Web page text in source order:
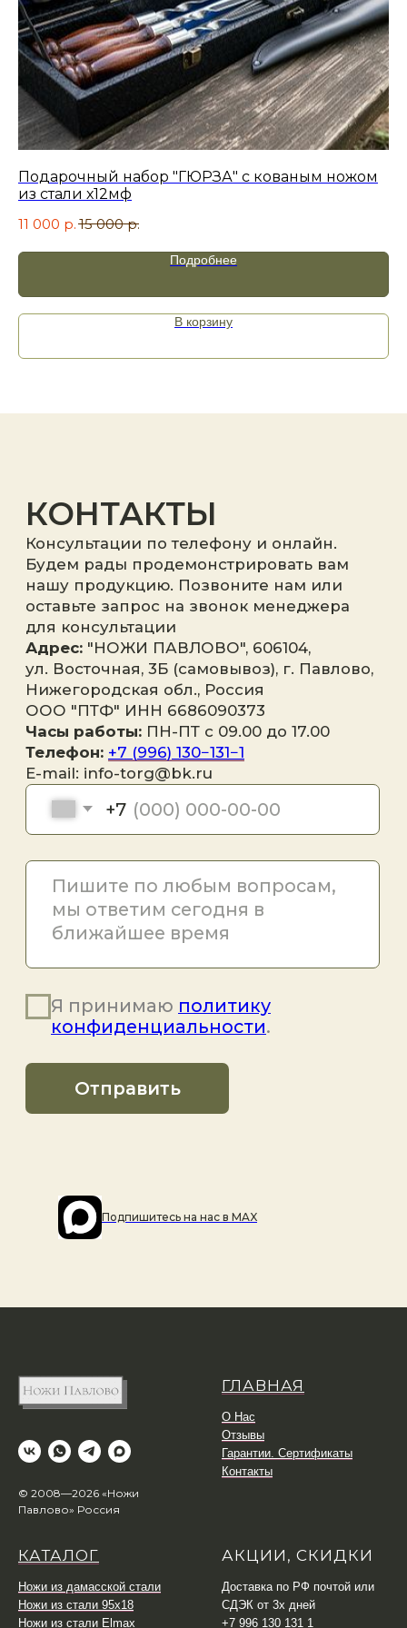
Подарочный набор "ГЮРЗА" с кованым ножом
из стали х12мф
11 000 р. 15 000 р.
Подробнее
В корзину
Я принимаюполитику
конфиденциальности.
Отправить
Подпишитесь на наc в MAX
© 2008—2026 «Ножи
Павлово» Россия
ГЛАВНАЯ
О Нас
Отзывы
Гарантии. Сертификаты
Контакты
КАТАЛОГ
Ножи из дамасской стали
Ножи из стали 95х18
Ножи из стали Elmax
АКЦИИ, СКИДКИ
Доставка по РФ почтой или
СДЭК от 3х дней
+7 996 130 131 1